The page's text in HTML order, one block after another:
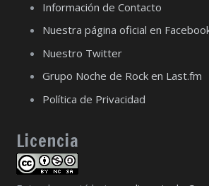
Información de Contacto
Nuestra página oficial en
Nuestro Twitter
Grupo Noche de Rock en Last.fm
Política de Privacidad
Licencia